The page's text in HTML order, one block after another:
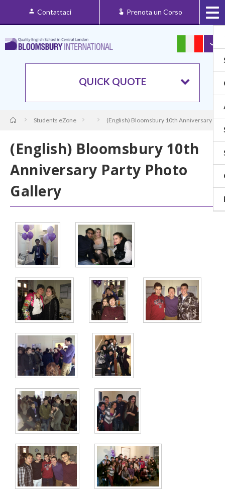
Contattaci Prenota un Corso
QUICK QUOTE
Students eZone (English) Bloomsbury 10th Anniversary
(English) Bloomsbury 10th
Anniversary Party Photo
Gallery